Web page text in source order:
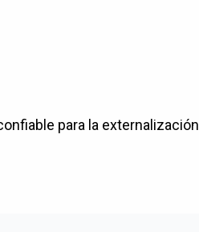
para la externalización